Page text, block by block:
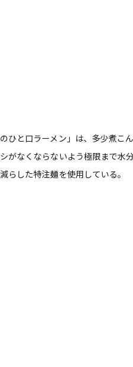
のひと口ラーメン」は、多少煮こ
がなくならないよう極限まで水
らした特注麺を使用している。